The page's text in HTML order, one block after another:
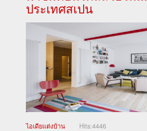
ประเทศสเปน
ไอเดียแต่งบ้าน Hits:4446